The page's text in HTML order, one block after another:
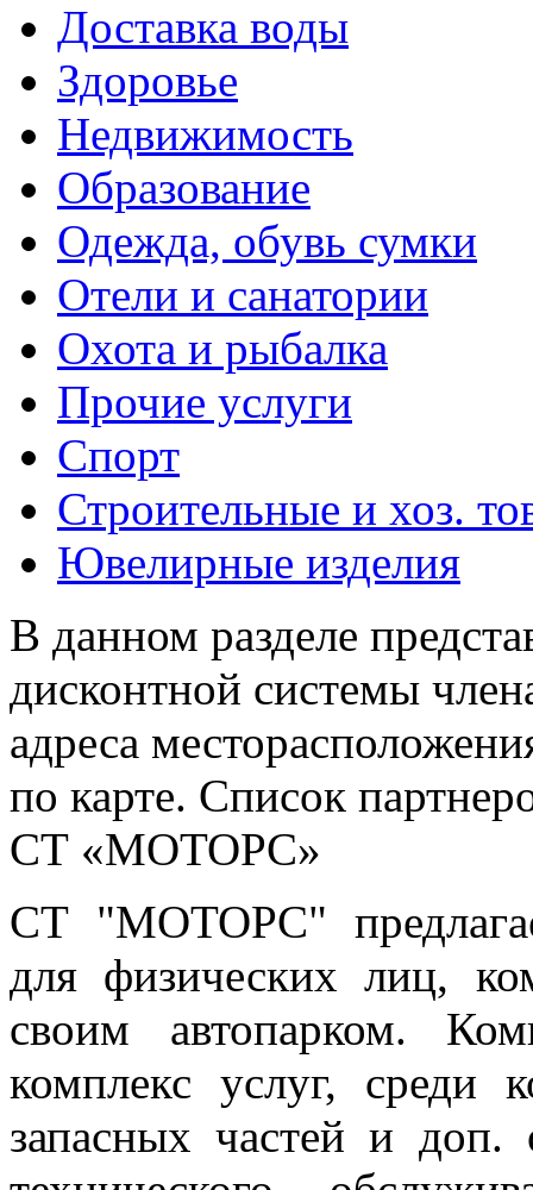
Доставка воды
Здоровье
Недвижимость
Образование
Одежда, обувь сумки
Отели и санатории
Охота и рыбалка
Прочие услуги
Спорт
Строительные и хоз.
Ювелирные изделия
В данном разделе
дисконтной системы
адреса
по карте. Список
СТ «МОТОРС»
СТ "МОТОРС"
для физических лиц,
своим автопарком.
комплекс услуг, среди
запасных частей и доп.